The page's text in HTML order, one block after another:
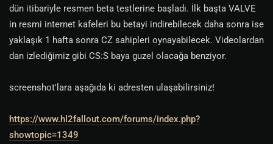
dün itibariyle resmen beta testlerine başladı. İlk başta VALVE
in resmi internet kafeleri bu betayi indirebilecek daha sonra ise
yaklaşık 1 hafta sonra CZ sahipleri oynayabilecek. Videolardan
dan izlediğimiz gibi CS:S baya guzel olacağa benziyor.
screenshot'lara aşağıda ki adresten ulaşabilirsiniz!
https://www.hl2fallout.com/forums/index.php?
showtopic=1349